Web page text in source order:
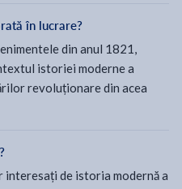
în lucrare?
din anul 1821,
istoriei moderne a
revoluționare din acea
de istoria modernă a